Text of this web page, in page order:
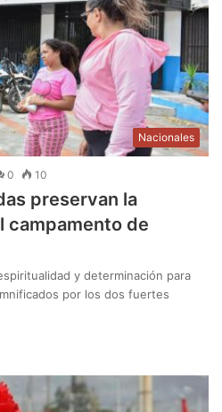
Nacionales
0 10
preservan la
campamento de
y determinación para
por los dos fuertes